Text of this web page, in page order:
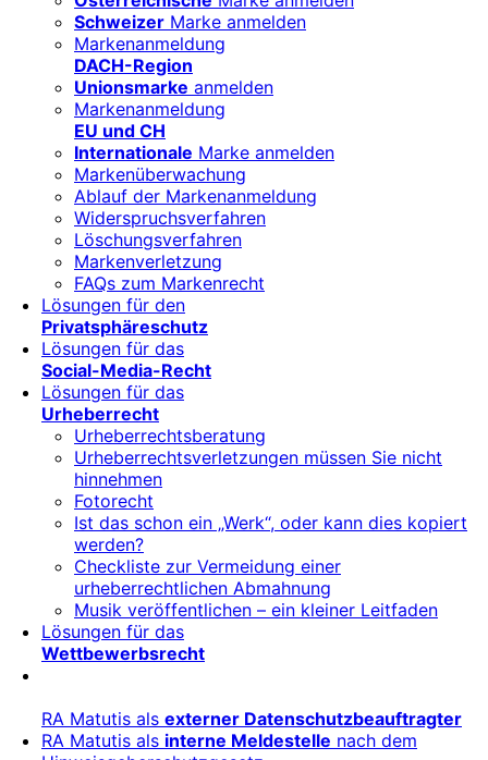
Schweizer Marke anmelden
Markenanmeldung
DACH-Region
Unionsmarke anmelden
Markenanmeldung
EU und CH
Internationale Marke anmelden
Markenüberwachung
Ablauf der Markenanmeldung
Widerspruchsverfahren
Löschungsverfahren
Markenverletzung
FAQs zum Markenrecht
Lösungen für den
Privatsphäreschutz
Lösungen für das
Social-Media-Recht
Lösungen für das
Urheberrecht
Urheberrechtsberatung
Urheberrechtsverletzungen müssen Sie nicht
hinnehmen
Fotorecht
Ist das schon ein „Werk“, oder kann dies kopiert
werden?
Checkliste zur Vermeidung einer
urheberrechtlichen Abmahnung
Musik veröffentlichen – ein kleiner Leitfaden
Lösungen für das
Wettbewerbsrecht
RA Matutis als externer Datenschutzbeauftragter
RA Matutis als interne Meldestelle nach dem